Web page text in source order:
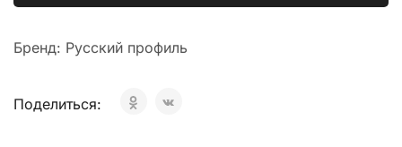
Бренд: Русский профиль
Поделиться: